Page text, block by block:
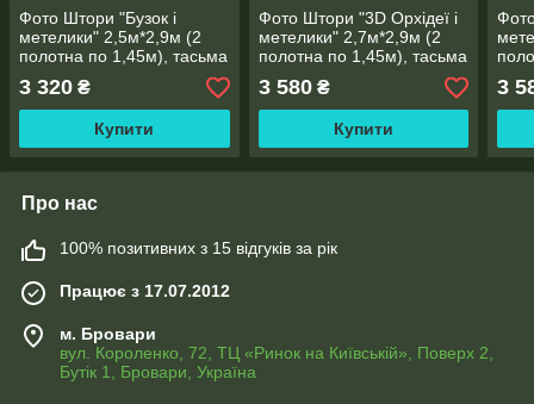
Фото Штори "Бузок і
метелики" 2,5м*2,9м (2
полотна по 1,45м), тасьма
3 320 ₴
Купити
Фото Штори "3D Орхідеї і
метелики" 2,7м*2,9м (2
полотна по 1,45м), тасьма
3 580₴
Купити
3
Про нас
100% позитивних з 15 відгуків за рік
Працює з 17.07.2012
м. Бровари
вул. Короленко, 72, ТЦ «Ринок на Київській», Поверх 2,
Бутік 1, Бровари, Україна